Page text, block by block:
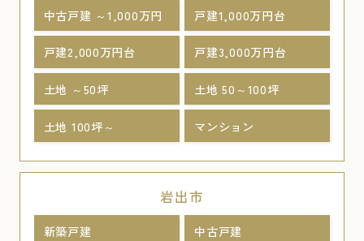
中古戸建 ～1,000万円 戸建1,000万円台
戸建2,000万円台 戸建3,000万円台
土地 ～50坪 土地 50～100坪
土地 100坪～ マンション
岩出市
新築戸建 中古戸建